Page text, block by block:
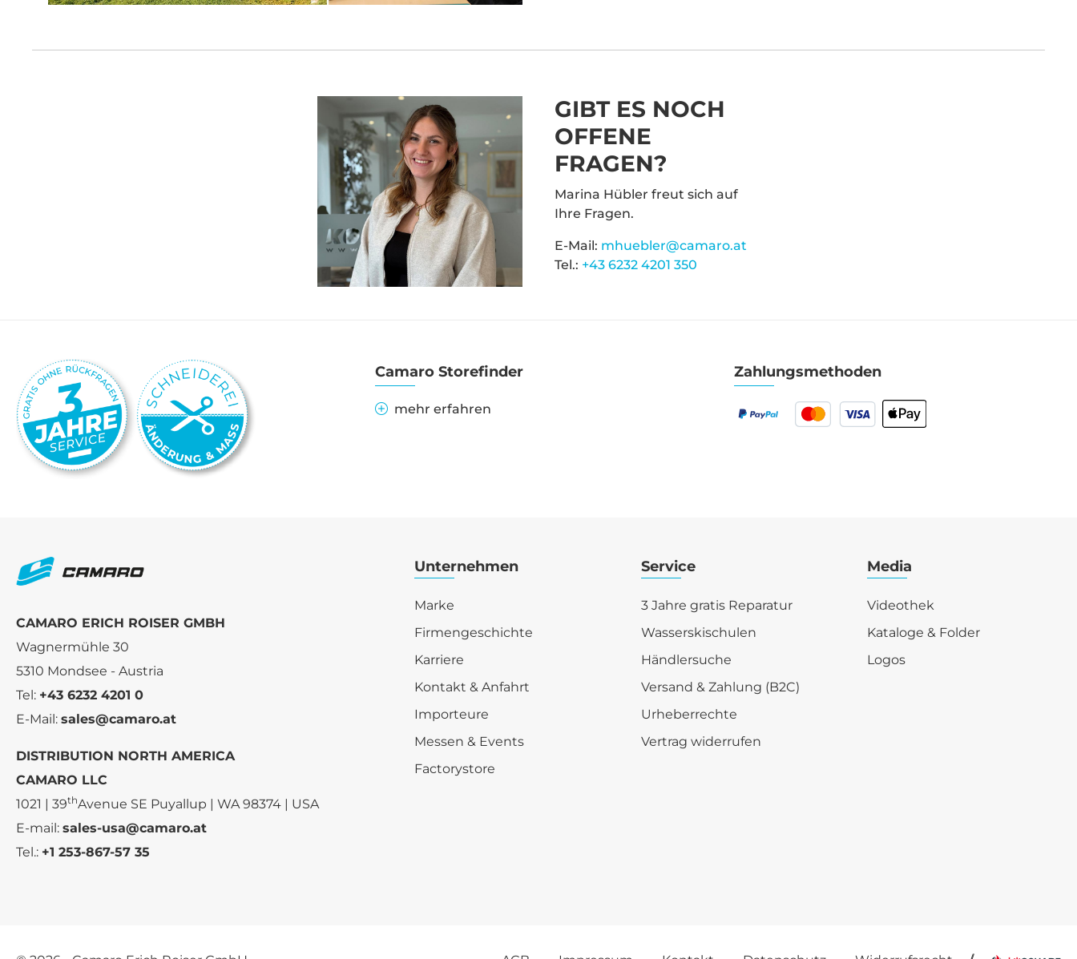
Platform&eRecht24
GIBT ES NOCH
OFFENE
FRAGEN?
Marina Hübler freut sich auf
Ihre Fragen.
E-Mail: mhuebler@camaro.at
Tel.: +43 6232 4201 350
Camaro Storefinder
mehr erfahren
Zahlungsmethoden
CAMARO ERICH ROISER GMBH
Wagnermühle 30
5310 Mondsee - Austria
Tel: +43 6232 4201 0
E-Mail: sales@camaro.at
DISTRIBUTION NORTH AMERICA
CAMARO LLC
1021 | 39thAvenue SE Puyallup | WA 98374 | USA
E-mail: sales-usa@camaro.at
Tel.: +1 253-867-57 35
Unternehmen
Marke
Firmengeschichte
Karriere
Kontakt & Anfahrt
Importeure
Messen & Events
Factorystore
Service
3 Jahre gratis Reparatur
Wasserskischulen
Händlersuche
Versand & Zahlung (B2C)
Urheberrechte
Vertrag widerrufen
Media
Videothek
Kataloge & Folder
Logos